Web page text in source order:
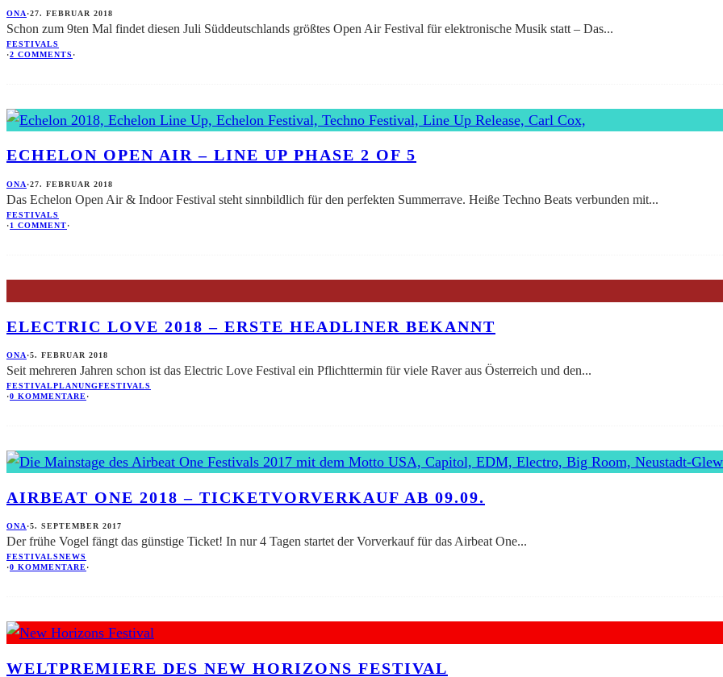
ONA·27. FEBRUAR 2018
Schon zum 9ten Mal findet diesen Juli Süddeutschlands größtes Open Air Festival für elektronische Musik statt – Das...
FESTIVALS
·2 COMMENTS ·
ECHELON OPEN AIR – LINE UP PHASE 2 OF 5
ONA·27. FEBRUAR 2018
Das Echelon Open Air & Indoor Festival steht sinnbildlich für den perfekten Summerrave. Heiße Techno Beats verbunden mit...
FESTIVALS
·1 COMMENT·
ELECTRIC LOVE 2018 – ERSTE HEADLINER BEKANNT
ONA·5. FEBRUAR 2018
Seit mehreren Jahren schon ist das Electric Love Festival ein Pflichttermin für viele Raver aus Österreich und den...
FESTIVALPLANUNGFESTIVALS
·0 KOMMENTARE·
AIRBEAT ONE 2018 – TICKETVORVERKAUF AB 09.09.
ONA·5. SEPTEMBER 2017
Der frühe Vogel fängt das günstige Ticket! In nur 4 Tagen startet der Vorverkauf für das Airbeat One...
FESTIVALSNEWS
·0 KOMMENTARE·
WELTPREMIERE DES NEW HORIZONS FESTIVAL